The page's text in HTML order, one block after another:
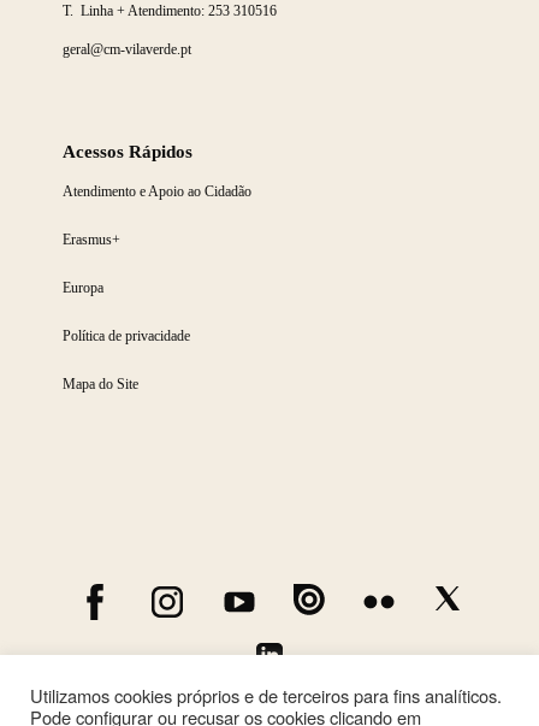
T. Linha + Atendimento: 253 310516
geral@cm-vilaverde.pt
Acessos Rápidos
Atendimento e Apoio ao Cidadão
Erasmus+
Europa
Política de privacidade
Mapa do Site
Utilizamos cookies próprios e de terceiros para fins analíticos.
Pode configurar ou recusar os cookies clicando em